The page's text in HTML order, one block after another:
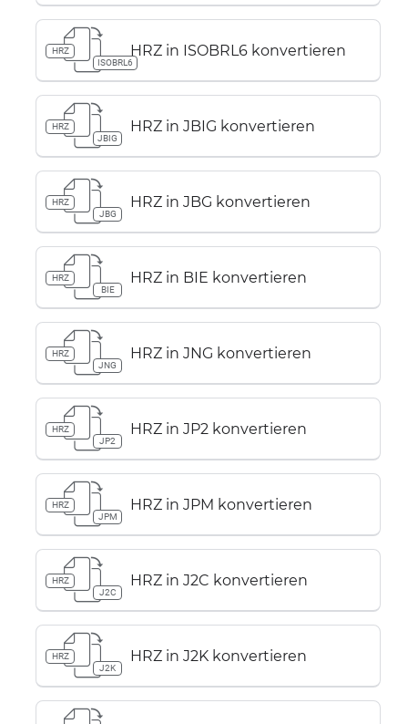
HRZ
ISOBRL6
HRZ in ISOBRL6 konvertieren
HRZ
JBIG
HRZ in JBIG konvertieren
HRZ
JBG
HRZ in JBG konvertieren
HRZ
BIE
HRZ in BIE konvertieren
HRZ
JNG
HRZ in JNG konvertieren
HRZ
JP2
HRZ in JP2 konvertieren
HRZ
JPM
HRZ in JPM konvertieren
HRZ
J2C
HRZ in J2C konvertieren
HRZ
J2K
HRZ in J2K konvertieren